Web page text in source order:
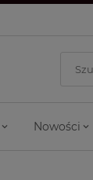
Nowości